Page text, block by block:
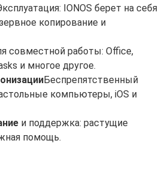
IONOS берет на себя
копирование и
совместной работы: Office,
и многое другое.
Беспрепятственный
компьютеры, iOS и
и поддержка: растущие
помощь.